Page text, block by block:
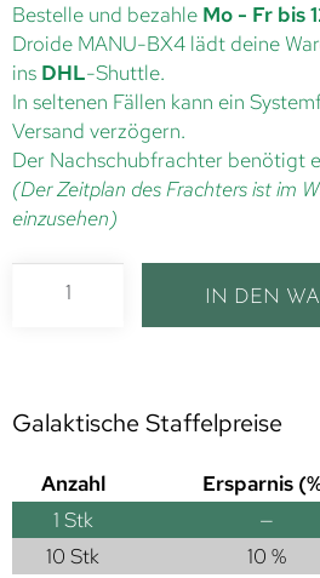
Bestelle und bezahle Mo - Fr bis
Droide MANU-BX4 lädt deine
ins DHL-Shuttle.
In seltenen Fällen kann ein
Versand verzögern.
Der Nachschubfrachter benötigt
(Der Zeitplan des Frachters ist im
einzusehen)
IN DEN
Galaktische Staffelpreise
Anzahl Ersparnis
1 Stk —
10 Stk
10 %